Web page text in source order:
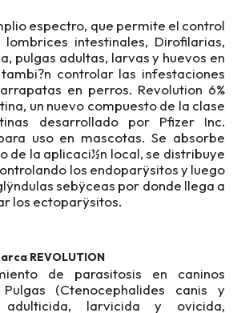
espectro, que permite el control
intestinales, Dirofilarias,
pulgas adultas, larvas y huevos en
controlar las infestaciones
en perros. Revolution 6%
un nuevo compuesto de la clase
desarrollado por Pfizer Inc.
uso en mascotas. Se absorbe
de la aplicaci½n local, se distribuye
los endoparÿsitos y luego
sebÿceas por donde llega a
los ectoparÿsitos.
REVOLUTION
de parasitosis en caninos
(Ctenocephalides canis y
larvicida y ovicida,